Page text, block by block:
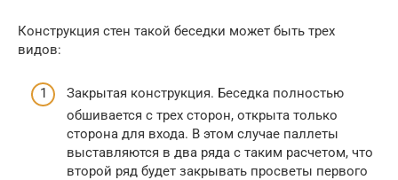
Конструкция стен такой беседки может быть трех
видов:
Закрытая конструкция. Беседка полностью
обшивается с трех сторон, открыта только
сторона для входа. В этом случае паллеты
выставляются в два ряда с таким расчетом, что
второй ряд будет закрывать просветы первого